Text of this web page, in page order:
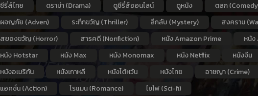
ซีรี่ส์ไทย
ดราม่า (Drama) ดูซีรี่ส์ออนไลน์ ดูหนัง ตลก
ผจญภัย (Adven)
ระทึกขวัญ (Thriller) ลึกลับ (Mystery)
สงคราม
สยองขวัญ (Horror)
สารคดี (Nonfiction) หนัง Amazon Prime
หนัง
หนัง Hotstar
หนัง Max หนัง Monomax หนัง Netflix หนังจีน
หนังอเมริกัน
หนังเกาหลี หนังไต้หวัน หนังไทย อาชญา (Crime)
แอคชั่น (Action)
โรแมน (Romance) ไซไฟ (Sci-fi)